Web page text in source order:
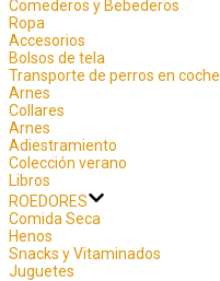
Comederos y Bebederos
Ropa
Accesorios
Bolsos de tela
Transporte de perros en coche
Arnes
Collares
Arnes
Adiestramiento
Colección verano
Libros
ROEDORES
Comida Seca
Henos
Snacks y Vitaminados
Juguetes